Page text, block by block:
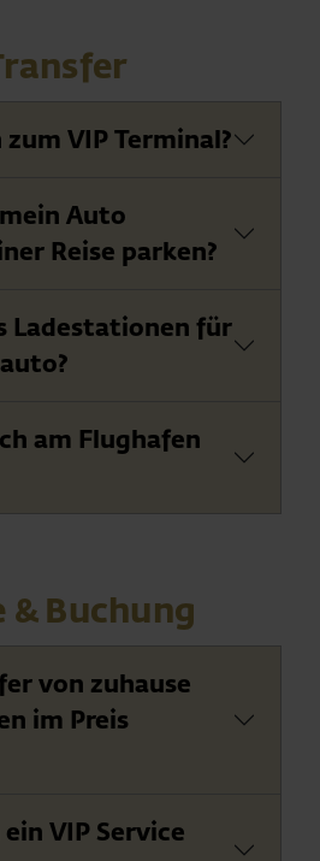
VIP Terminal?
Auto
Reise parken?
Ladestationen für
am Flughafen
& Buchung
von zuhause
im Preis
VIP Service